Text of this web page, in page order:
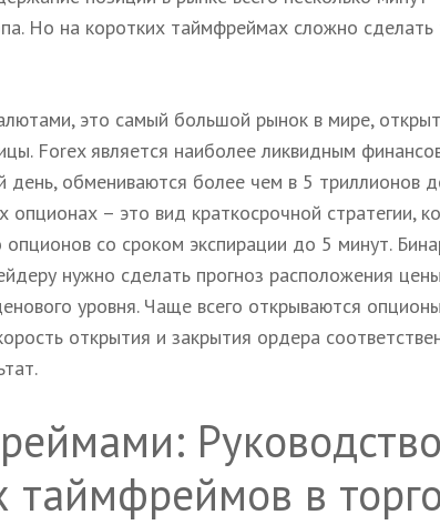
Но на коротких таймфреймах сложно сделать
это самый большой рынок в мире,
Forex является наиболее ликвидным
обмениваются более чем в 5 триллионов
опционах – это вид краткосрочной стратегии,
со сроком экспирации до 5 минут.
нужно сделать прогноз расположения
уровня. Чаще всего открываются опционы
открытия и закрытия ордера
таймфреймов в